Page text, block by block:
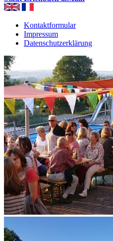
Kontaktformular
Impressum
Datenschutzerklärung